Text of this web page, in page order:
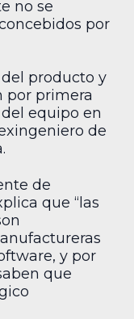
no se
por
del producto y
por primera
equipo en
de
de
que “las
y por
que